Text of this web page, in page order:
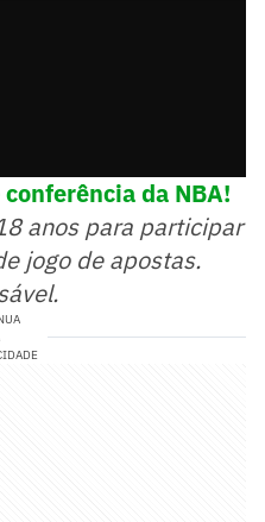
da NBA!
anos para participar
jogo de apostas.